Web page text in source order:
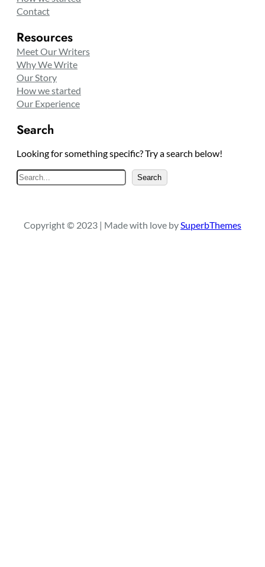
Contact
Resources
Meet Our Writers
Why We Write
Our Story
How we started
Our Experience
Search
Looking for something specific? Try a search below!
e
c
Search
Copyright © 2023 | Made with love bySuperbThemes